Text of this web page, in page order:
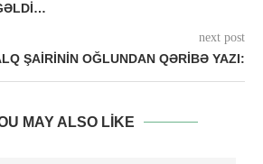
next post
ŞAİRİNİN OĞLUNDAN QƏRİBƏ YAZI:
MAY ALSO LIKE